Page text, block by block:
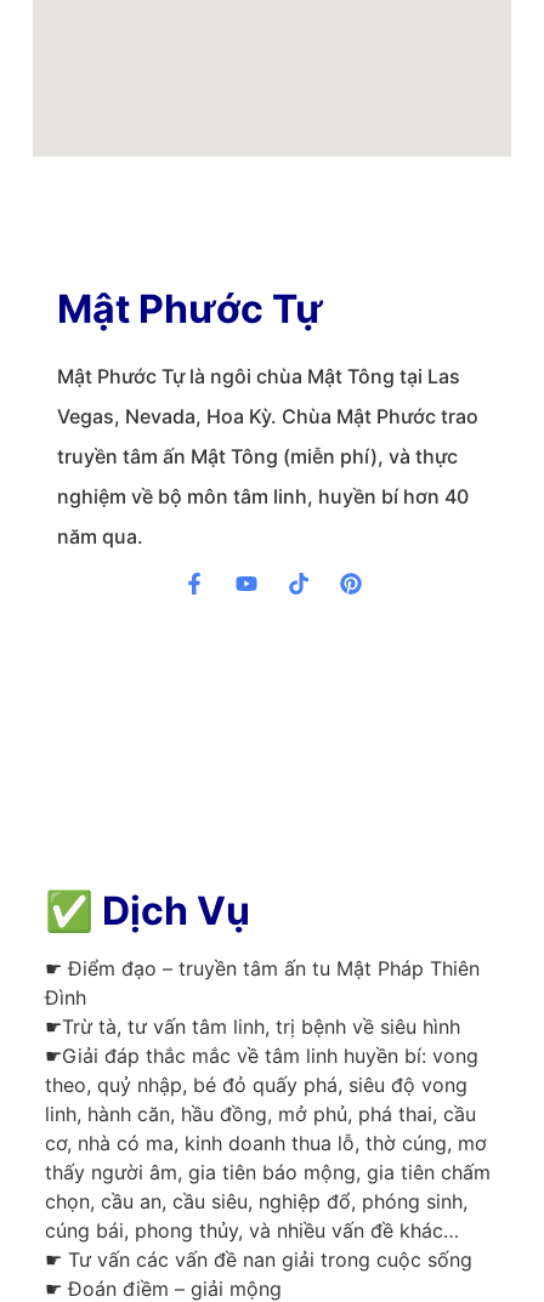
Mật Phước Tự
Mật Phước Tự là ngôi chùa Mật Tông tại Las
Vegas, Nevada, Hoa Kỳ. Chùa Mật Phước trao
truyền tâm ấn Mật Tông (miễn phí), và thực
nghiệm về bộ môn tâm linh, huyền bí hơn 40
năm qua.
✅ Dịch Vụ
☛ Điểm đạo – truyền tâm ấn tu Mật Pháp Thiên
Đình
☛Trừ tà, tư vấn tâm linh, trị bệnh về siêu hình
☛Giải đáp thắc mắc về tâm linh huyền bí: vong
theo, quỷ nhập, bé đỏ quấy phá, siêu độ vong
linh, hành căn, hầu đồng, mở phủ, phá thai, cầu
cơ, nhà có ma, kinh doanh thua lỗ, thờ cúng, mơ
thấy người âm, gia tiên báo mộng, gia tiên chấm
chọn, cầu an, cầu siêu, nghiệp đổ, phóng sinh,
cúng bái, phong thủy, và nhiều vấn đề khác…
☛ Tư vấn các vấn đề nan giải trong cuộc sống
☛ Đoán điềm – giải mộng